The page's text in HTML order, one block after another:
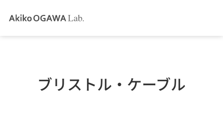
ブリストル・ケーブル